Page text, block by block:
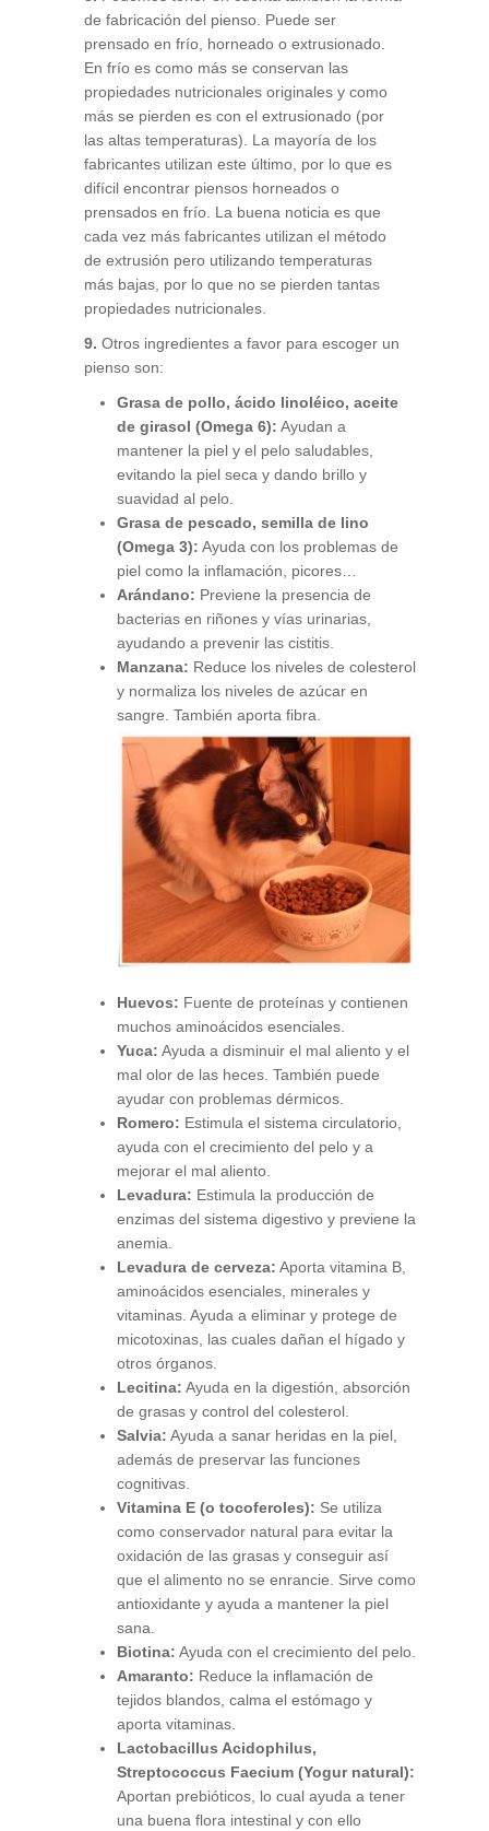
de fabricación del pienso. Puede ser
prensado en frío, horneado o extrusionado.
En frío es como más se conservan las
propiedades nutricionales originales y como
más se pierden es con el extrusionado (por
las altas temperaturas). La mayoría de los
fabricantes utilizan este último, por lo que es
difícil encontrar piensos horneados o
prensados en frío. La buena noticia es que
cada vez más fabricantes utilizan el método
de extrusión pero utilizando temperaturas
más bajas, por lo que no se pierden tantas
propiedades nutricionales.
9. Otros ingredientes a favor para escoger un
pienso son:
Grasa de pollo, ácido linoléico, aceite
de girasol (Omega 6): Ayudan a
mantener la piel y el pelo saludables,
evitando la piel seca y dando brillo y
suavidad al pelo.
Grasa de pescado, semilla de lino
(Omega 3): Ayuda con los problemas de
piel como la inflamación, picores…
Arándano: Previene la presencia de
bacterias en riñones y vías urinarias,
ayudando a prevenir las cistitis.
Manzana: Reduce los niveles de colesterol
y normaliza los niveles de azúcar en
sangre. También aporta fibra.
Huevos: Fuente de proteínas y contienen
muchos aminoácidos esenciales.
Yuca: Ayuda a disminuir el mal aliento y el
mal olor de las heces. También puede
ayudar con problemas dérmicos.
Romero: Estimula el sistema circulatorio,
ayuda con el crecimiento del pelo y a
mejorar el mal aliento.
Levadura: Estimula la producción de
enzimas del sistema digestivo y previene la
anemia.
Levadura de cerveza: Aporta vitamina B,
aminoácidos esenciales, minerales y
vitaminas. Ayuda a eliminar y protege de
micotoxinas, las cuales dañan el hígado y
otros órganos.
Lecitina: Ayuda en la digestión, absorción
de grasas y control del colesterol.
Salvia: Ayuda a sanar heridas en la piel,
además de preservar las funciones
cognitivas.
Vitamina E (o tocoferoles): Se utiliza
como conservador natural para evitar la
oxidación de las grasas y conseguir así
que el alimento no se enrancie. Sirve como
antioxidante y ayuda a mantener la piel
sana.
Biotina: Ayuda con el crecimiento del pelo.
Amaranto: Reduce la inflamación de
tejidos blandos, calma el estómago y
aporta vitaminas.
Lactobacillus Acidophilus,
Streptococcus Faecium (Yogur natural):
Aportan prebióticos, lo cual ayuda a tener
una buena flora intestinal y con ello